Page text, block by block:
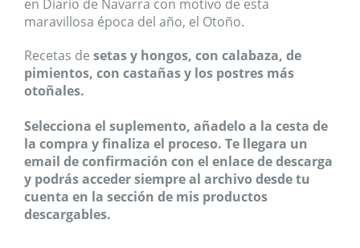
en Diario de Navarra con motivo de esta
maravillosa época del año, el Otoño.
Recetas de setas y hongos, con calabaza, de
pimientos, con castañas y los postres más
otoñales.
Selecciona el suplemento, añadelo a la cesta de
la compra y finaliza el proceso. Te llegara un
email de confirmación con el enlace de descarga
y podrás acceder siempre al archivo desde tu
cuenta en la sección de mis productos
descargables.